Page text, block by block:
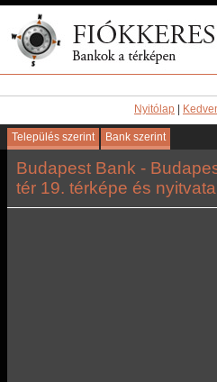
Nyitólap
Település szerint Bank szerint
Budapest Bank -
tér 19. térképe és